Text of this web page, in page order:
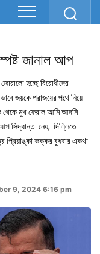
জানাল আপ
জোরালো হচ্ছে বিরোধীদের
জয়কে পরাজয়ের পথে নিয়ে
থেকে মুখ ফেরাল আমি আদমি
আপ সিদ্ধান্ত নেয়, দিল্লিতে
প্রিয়াঙ্কা কক্কর বুধবার একথা
9, 2024 6:16 pm